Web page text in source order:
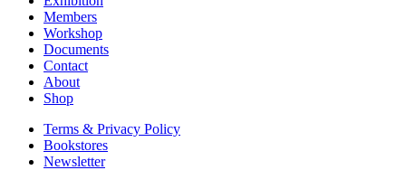
Members
Workshop
Documents
Contact
About
Shop
Terms & Privacy Policy
Bookstores
Newsletter